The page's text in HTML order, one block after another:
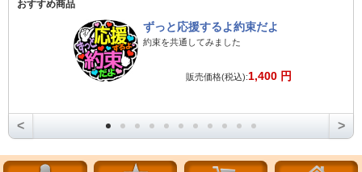
おすすめ商品
ずっと応援するよ約束だよ
約束を共通してみました
販売価格(税込):1,400 円
< >